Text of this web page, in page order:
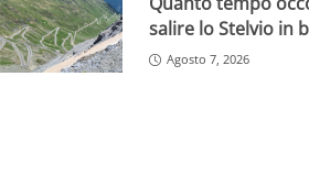
salire lo Stelvio in
Agosto 7, 2026